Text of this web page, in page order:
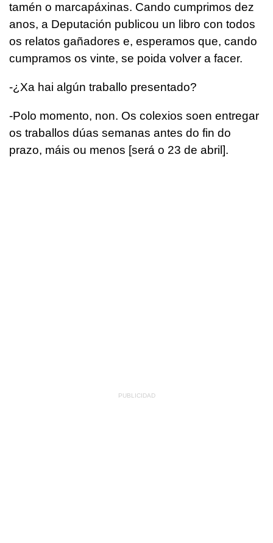
tamén o marcapáxinas. Cando cumprimos dez
anos, a Deputación publicou un libro con todos
os relatos gañadores e, esperamos que, cando
cumpramos os vinte, se poida volver a facer.
-¿Xa hai algún traballo presentado?
-Polo momento, non. Os colexios soen entregar
os traballos dúas semanas antes do fin do
prazo, máis ou menos [será o 23 de abril].